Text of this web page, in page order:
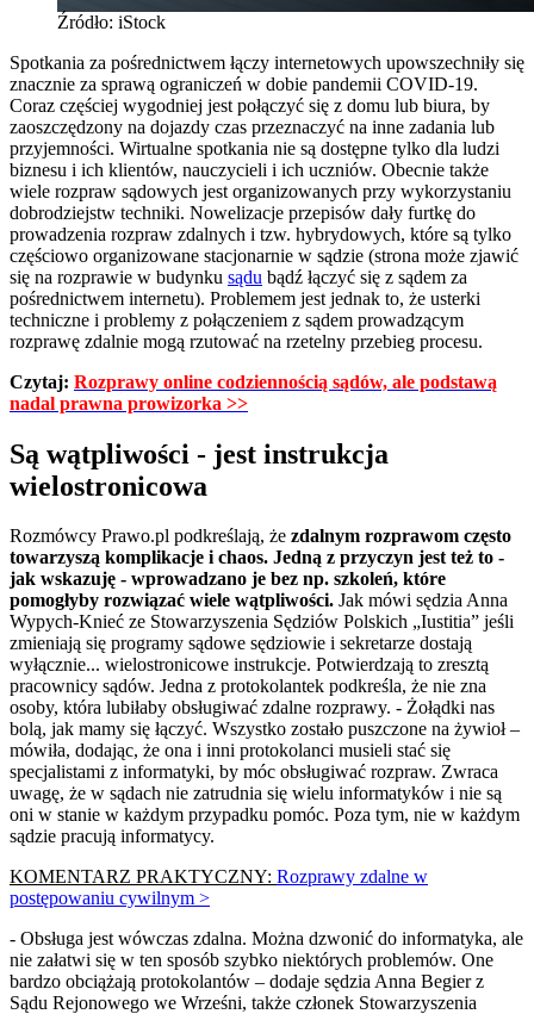
Źródło: iStock
Spotkania za pośrednictwem łączy internetowych upowszechniły się
znacznie za sprawą ograniczeń w dobie pandemii COVID-19.
Coraz częściej wygodniej jest połączyć się z domu lub biura, by
zaoszczędzony na dojazdy czas przeznaczyć na inne zadania lub
przyjemności. Wirtualne spotkania nie są dostępne tylko dla ludzi
biznesu i ich klientów, nauczycieli i ich uczniów. Obecnie także
wiele rozpraw sądowych jest organizowanych przy wykorzystaniu
dobrodziejstw techniki. Nowelizacje przepisów dały furtkę do
prowadzenia rozpraw zdalnych i tzw. hybrydowych, które są tylko
częściowo organizowane stacjonarnie w sądzie (strona może zjawić
się na rozprawie w budynku sądu bądź łączyć się z sądem za
pośrednictwem internetu). Problemem jest jednak to, że usterki
techniczne i problemy z połączeniem z sądem prowadzącym
rozprawę zdalnie mogą rzutować na rzetelny przebieg procesu.
Czytaj: Rozprawy online codziennością sądów, ale podstawą
nadal prawna prowizorka >>
Są wątpliwości - jest instrukcja
wielostronicowa
Rozmówcy Prawo.pl podkreślają, że zdalnym rozprawom często
towarzyszą komplikacje i chaos. Jedną z przyczyn jest też to -
jak wskazuję - wprowadzano je bez np. szkoleń, które
pomogłyby rozwiązać wiele wątpliwości. Jak mówi sędzia Anna
Wypych-Knieć ze Stowarzyszenia Sędziów Polskich „Iustitia” jeśli
zmieniają się programy sądowe sędziowie i sekretarze dostają
wyłącznie... wielostronicowe instrukcje. Potwierdzają to zresztą
pracownicy sądów. Jedna z protokolantek podkreśla, że nie zna
osoby, która lubiłaby obsługiwać zdalne rozprawy. - Żołądki nas
bolą, jak mamy się łączyć. Wszystko zostało puszczone na żywioł –
mówiła, dodając, że ona i inni protokolanci musieli stać się
specjalistami z informatyki, by móc obsługiwać rozpraw. Zwraca
uwagę, że w sądach nie zatrudnia się wielu informatyków i nie są
oni w stanie w każdym przypadku pomóc. Poza tym, nie w każdym
sądzie pracują informatycy.
KOMENTARZ PRAKTYCZNY: Rozprawy zdalne w
postępowaniu cywilnym >
- Obsługa jest wówczas zdalna. Można dzwonić do informatyka, ale
nie załatwi się w ten sposób szybko niektórych problemów. One
bardzo obciążają protokolantów – dodaje sędzia Anna Begier z
Sądu Rejonowego we Wrześni, także członek Stowarzyszenia